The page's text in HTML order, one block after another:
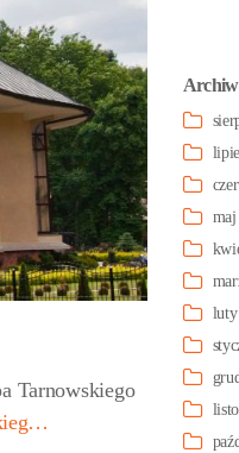
Tarnowskiego